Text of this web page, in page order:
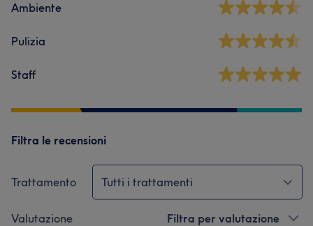
Ambiente
Pulizia
Staff
Filtra le recensioni
Trattamento Tutti i trattamenti
Valutazione Filtra per valutazione